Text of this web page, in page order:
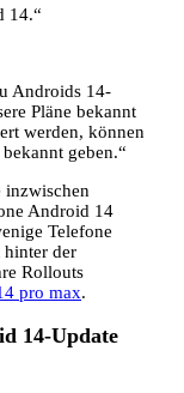
14.“
Androids 14-
Pläne bekannt
werden, können
geben.“
inzwischen
Android 14
Telefone
hinter der
Rollouts
pro max.
14-Update